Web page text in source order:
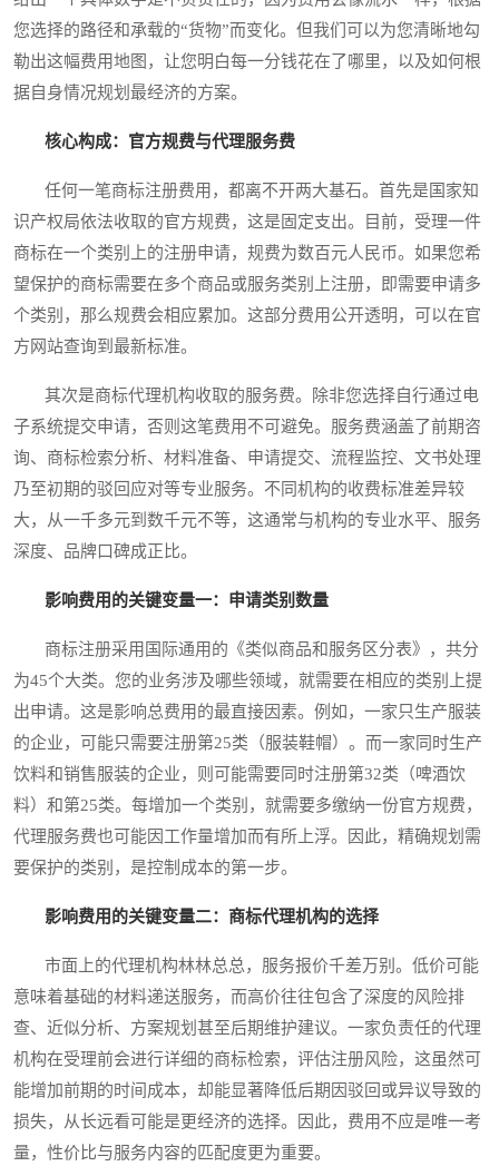
您选择的路径和承载的“货物”而变化。但我们可以为您清晰地勾
勒出这幅费用地图，让您明白每一分钱花在了哪里，以及如何根
据自身情况规划最经济的方案。
核心构成：官方规费与代理服务费
任何一笔商标注册费用，都离不开两大基石。首先是国家知
识产权局依法收取的官方规费，这是固定支出。目前，受理一件
商标在一个类别上的注册申请，规费为数百元人民币。如果您希
望保护的商标需要在多个商品或服务类别上注册，即需要申请多
个类别，那么规费会相应累加。这部分费用公开透明，可以在官
方网站查询到最新标准。
其次是商标代理机构收取的服务费。除非您选择自行通过电
子系统提交申请，否则这笔费用不可避免。服务费涵盖了前期咨
询、商标检索分析、材料准备、申请提交、流程监控、文书处理
乃至初期的驳回应对等专业服务。不同机构的收费标准差异较
大，从一千多元到数千元不等，这通常与机构的专业水平、服务
深度、品牌口碑成正比。
影响费用的关键变量一：申请类别数量
商标注册采用国际通用的《类似商品和服务区分表》，共分
为45个大类。您的业务涉及哪些领域，就需要在相应的类别上提
出申请。这是影响总费用的最直接因素。例如，一家只生产服装
的企业，可能只需要注册第25类（服装鞋帽）。而一家同时生产
饮料和销售服装的企业，则可能需要同时注册第32类（啤酒饮
料）和第25类。每增加一个类别，就需要多缴纳一份官方规费，
代理服务费也可能因工作量增加而有所上浮。因此，精确规划需
要保护的类别，是控制成本的第一步。
影响费用的关键变量二：商标代理机构的选择
市面上的代理机构林林总总，服务报价千差万别。低价可能
意味着基础的材料递送服务，而高价往往包含了深度的风险排
查、近似分析、方案规划甚至后期维护建议。一家负责任的代理
机构在受理前会进行详细的商标检索，评估注册风险，这虽然可
能增加前期的时间成本，却能显著降低后期因驳回或异议导致的
损失，从长远看可能是更经济的选择。因此，费用不应是唯一考
量，性价比与服务内容的匹配度更为重要。